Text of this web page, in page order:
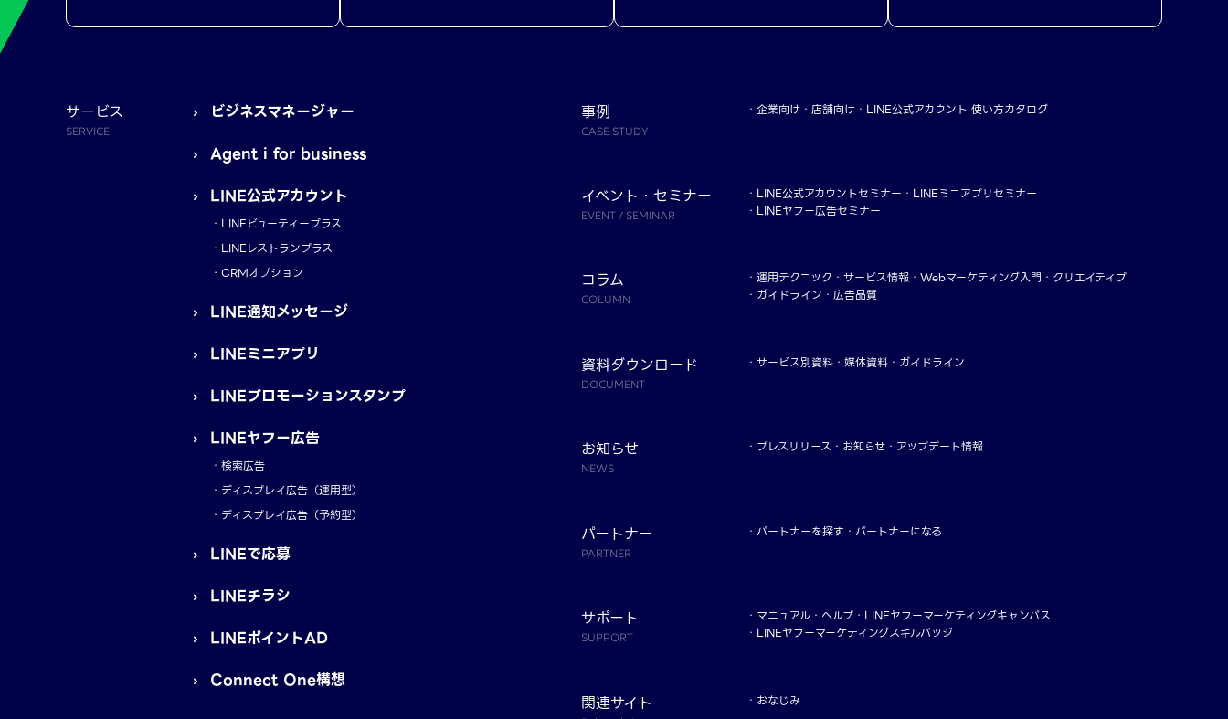
サービス
SERVICE
ビジネスマネージャー
Agent i for business
LINE公式アカウント
LINEビューティープラス
LINEレストランプラス
CRMオプション
LINE通知メッセージ
LINEミニアプリ
LINEプロモーションスタンプ
LINEヤフー広告
検索広告
ディスプレイ広告（運用型）
ディスプレイ広告（予約型）
LINEで応募
LINEチラシ
LINEポイントAD
Connect One構想
事例
CASE STUDY
企業向け 店舗向け LINE公式アカウント 使い方カタログ
イベント・セミナー
EVENT / SEMINAR
LINE公式アカウントセミナー
LINEミニアプリセミナー
LINEヤフー広告セミナー
コラム
COLUMN
運用テクニック サービス情報 Webマーケティング入門
クリエイティブ
ガイドライン・広告品質
資料ダウンロード
DOCUMENT
サービス別資料 媒体資料・ガイドライン
お知らせ
NEWS
プレスリリース お知らせ アップデート情報
パートナー
PARTNER
パートナーを探す パートナーになる
サポート
SUPPORT
マニュアル・ヘルプ
LINEヤフーマーケティングキャンパス
LINEヤフーマーケティングスキルバッジ
関連サイト おなじみ